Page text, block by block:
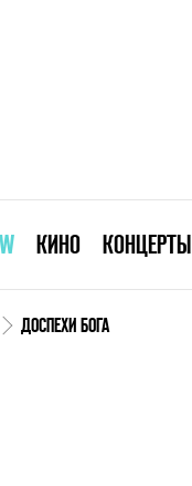
КИНО КОНЦЕРТЫ
ДОСПЕХИ БОГА